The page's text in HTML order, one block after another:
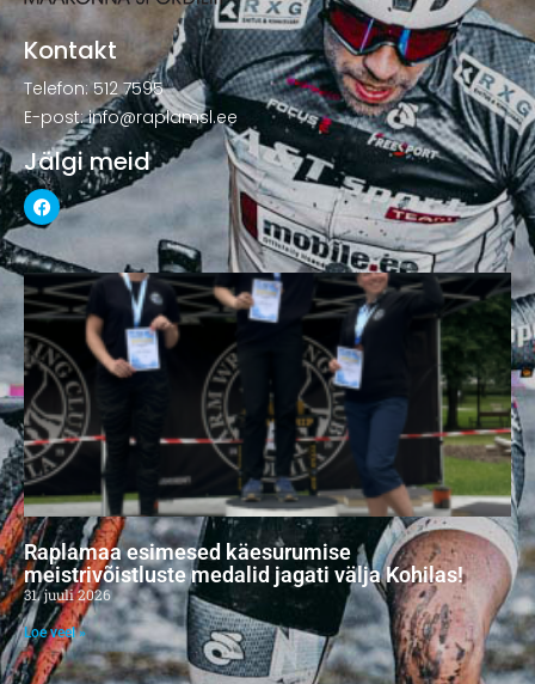
Kontakt
Telefon: 512 7595
E-post: info@raplamsl.ee
Jälgi meid
Raplamaa esimesed käesurumise
meistrivõistluste medalid jagati välja Kohilas!
31. juuli 2026
Loe veel »